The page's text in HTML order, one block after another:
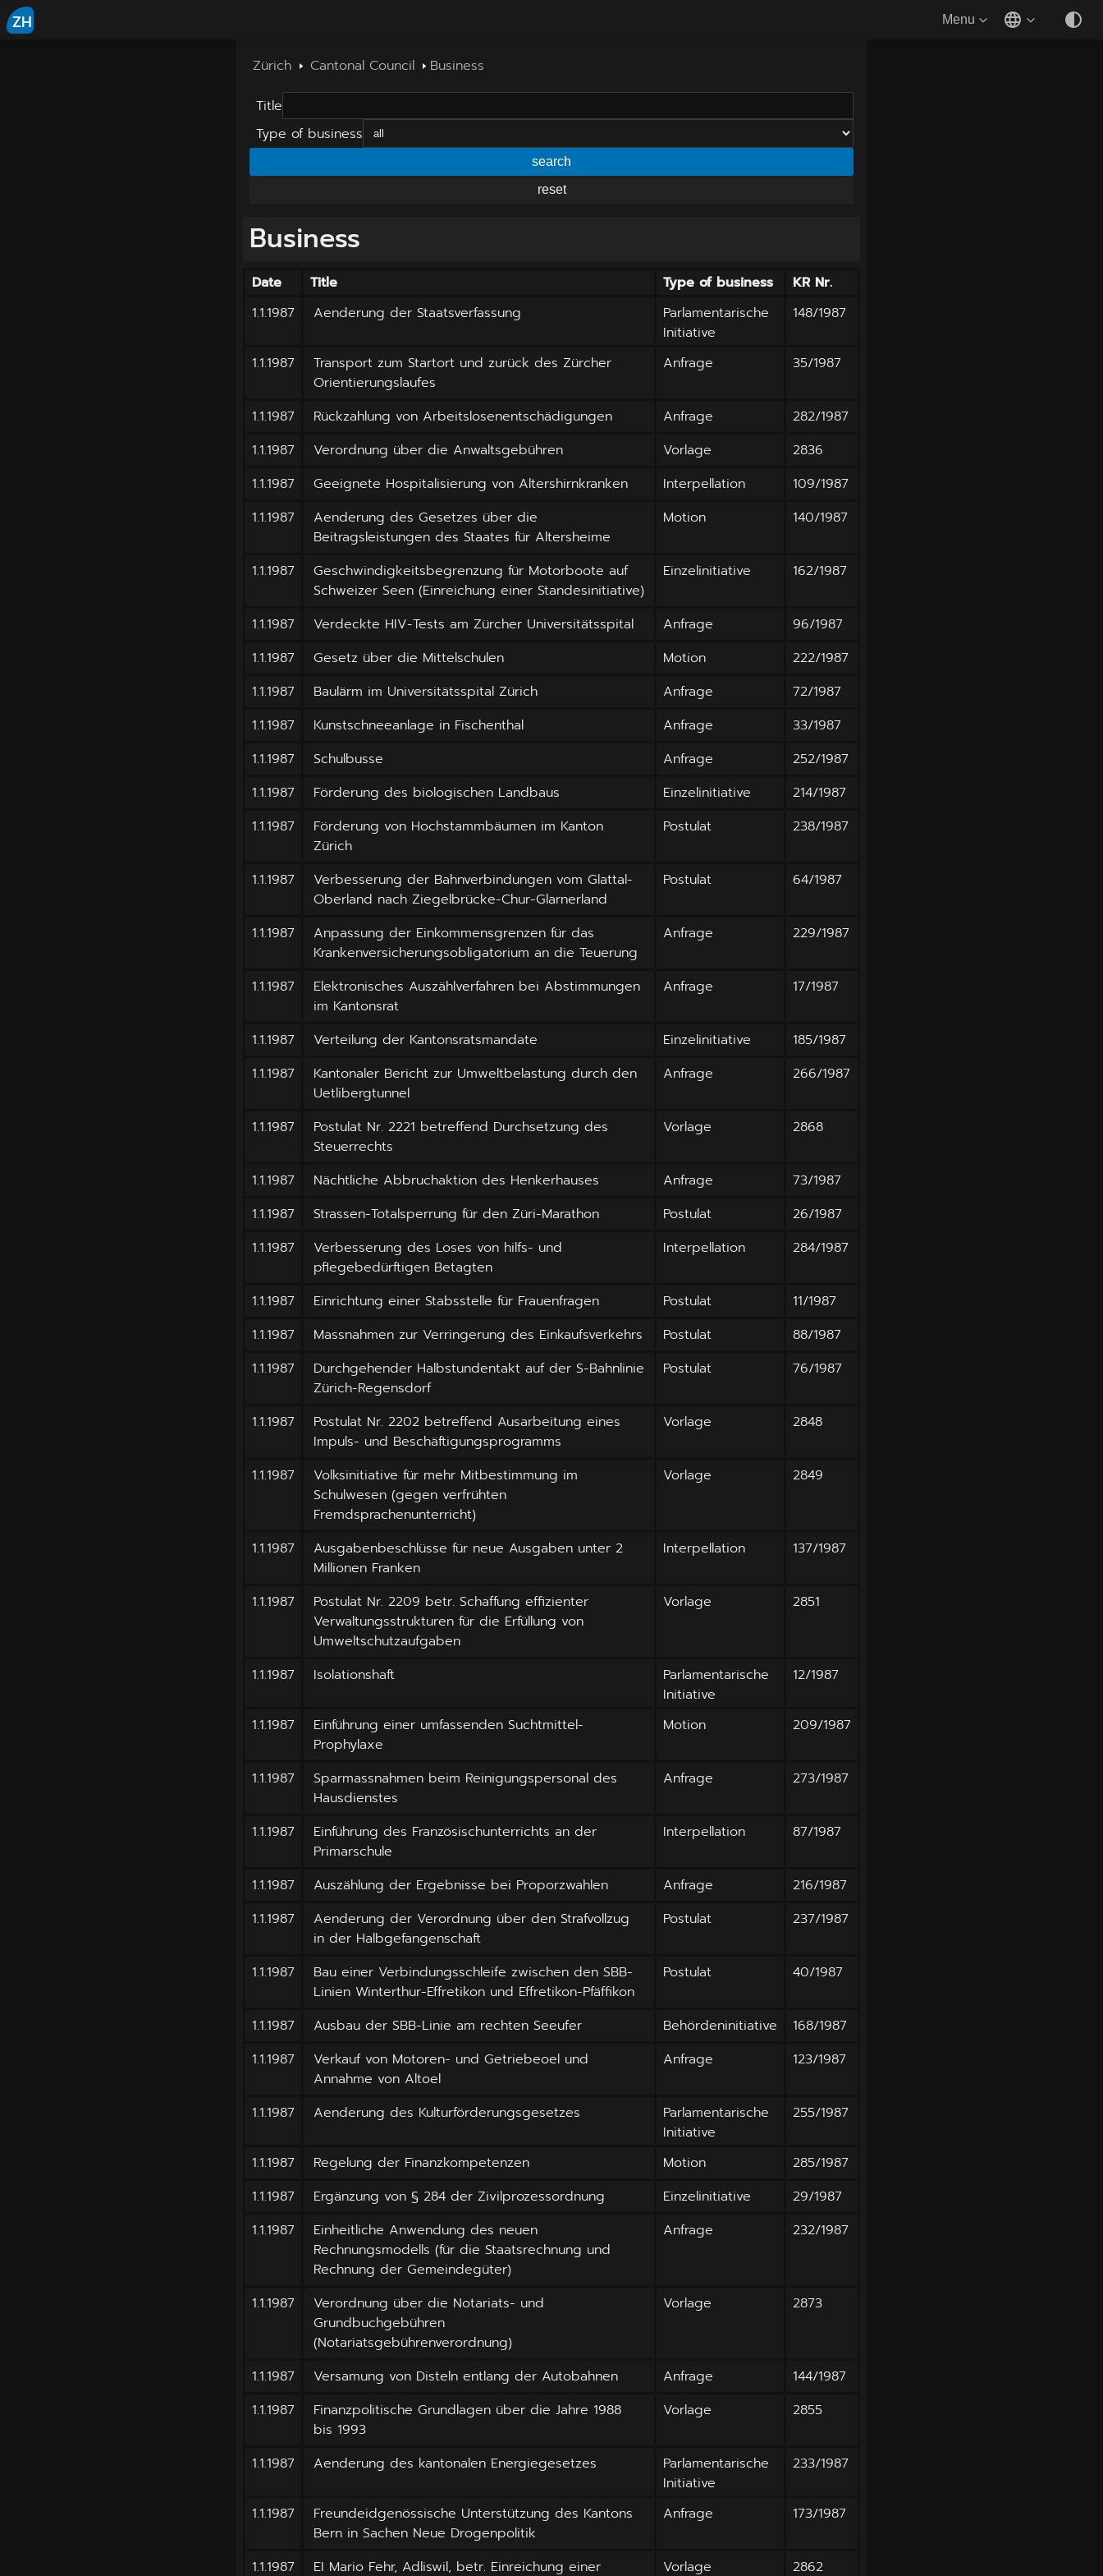
ZH Menu
Zürich Cantonal Council Business
Title
Type of business
search
reset
Business
Date Title Type of business
KR Nr.
1.1.1987
Aenderung der Staatsverfassung
Parlamentarische
Initiative
148/1987
1.1.1987
Transport zum Startort und zurück des Zürcher
Orientierungslaufes
Anfrage 35/1987
1.1.1987 Rückzahlung von Arbeitslosenentschädigungen Anfrage
282/1987
1.1.1987
Verordnung über die Anwaltsgebühren Vorlage
2836
1.1.1987
Geeignete Hospitalisierung von Altershirnkranken Interpellation
109/1987
1.1.1987
Aenderung des Gesetzes über die
Beitragsleistungen des Staates für Altersheime
Motion 140/1987
1.1.1987
Geschwindigkeitsbegrenzung für Motorboote auf
Schweizer Seen (Einreichung einer Standesinitiative)
Einzelinitiative 162/1987
1.1.1987 Verdeckte HIV-Tests am Zürcher Universitätsspital Anfrage
96/1987
1.1.1987
Gesetz über die Mittelschulen Motion
222/1987
1.1.1987
Baulärm im Universitätsspital Zürich Anfrage
72/1987
1.1.1987
Kunstschneeanlage in Fischenthal Anfrage
33/1987
1.1.1987
Schulbusse Anfrage
252/1987
1.1.1987
Förderung des biologischen Landbaus Einzelinitiative
214/1987
1.1.1987
Förderung von Hochstammbäumen im Kanton
Zürich
Postulat 238/1987
1.1.1987
Verbesserung der Bahnverbindungen vom Glattal-
Oberland nach Ziegelbrücke-Chur-Glarnerland
Postulat 64/1987
1.1.1987
Anpassung der Einkommensgrenzen für das
Krankenversicherungsobligatorium an die Teuerung
Anfrage 229/1987
1.1.1987
Elektronisches Auszählverfahren bei Abstimmungen
im Kantonsrat
Anfrage 17/1987
1.1.1987 Verteilung der Kantonsratsmandate Einzelinitiative
185/1987
1.1.1987
Kantonaler Bericht zur Umweltbelastung durch den
Uetlibergtunnel
Anfrage 266/1987
1.1.1987
Postulat Nr. 2221 betreffend Durchsetzung des
Steuerrechts
Vorlage 2868
1.1.1987 Nächtliche Abbruchaktion des Henkerhauses Anfrage
73/1987
1.1.1987
Strassen-Totalsperrung für den Züri-Marathon Postulat
26/1987
1.1.1987
Verbesserung des Loses von hilfs- und
pflegebedürftigen Betagten
Interpellation 284/1987
1.1.1987 Einrichtung einer Stabsstelle für Frauenfragen Postulat
11/1987
1.1.1987
Massnahmen zur Verringerung des Einkaufsverkehrs Postulat
88/1987
1.1.1987
Durchgehender Halbstundentakt auf der S-Bahnlinie
Zürich-Regensdorf
Postulat 76/1987
1.1.1987
Postulat Nr. 2202 betreffend Ausarbeitung eines
Impuls- und Beschäftigungsprogramms
Vorlage 2848
1.1.1987
Volksinitiative für mehr Mitbestimmung im
Schulwesen (gegen verfrühten
Fremdsprachenunterricht)
Vorlage 2849
1.1.1987
Ausgabenbeschlüsse für neue Ausgaben unter 2
Millionen Franken
Interpellation 137/1987
1.1.1987
Postulat Nr. 2209 betr. Schaffung effizienter
Verwaltungsstrukturen für die Erfüllung von
Umweltschutzaufgaben
Vorlage 2851
1.1.1987 Isolationshaft
Parlamentarische
Initiative
12/1987
1.1.1987
Einführung einer umfassenden Suchtmittel-
Prophylaxe
Motion 209/1987
1.1.1987
Sparmassnahmen beim Reinigungspersonal des
Hausdienstes
Anfrage 273/1987
1.1.1987
Einführung des Französischunterrichts an der
Primarschule
Interpellation 87/1987
1.1.1987 Auszählung der Ergebnisse bei Proporzwahlen Anfrage
216/1987
1.1.1987
Aenderung der Verordnung über den Strafvollzug
in der Halbgefangenschaft
Postulat 237/1987
1.1.1987
Bau einer Verbindungsschleife zwischen den SBB-
Linien Winterthur-Effretikon und Effretikon-Pfäffikon
Postulat 40/1987
1.1.1987 Ausbau der SBB-Linie am rechten Seeufer Behördeninitiative
168/1987
1.1.1987
Verkauf von Motoren- und Getriebeoel und
Annahme von Altoel
Anfrage 123/1987
1.1.1987 Aenderung des Kulturförderungsgesetzes
Parlamentarische
Initiative
255/1987
1.1.1987 Regelung der Finanzkompetenzen Motion
285/1987
1.1.1987
Ergänzung von § 284 der Zivilprozessordnung Einzelinitiative
29/1987
1.1.1987
Einheitliche Anwendung des neuen
Rechnungsmodells (für die Staatsrechnung und
Rechnung der Gemeindegüter)
Anfrage 232/1987
1.1.1987
Verordnung über die Notariats- und
Grundbuchgebühren
(Notariatsgebührenverordnung)
Vorlage 2873
1.1.1987 Versamung von Disteln entlang der Autobahnen Anfrage
144/1987
1.1.1987
Finanzpolitische Grundlagen über die Jahre 1988
bis 1993
Vorlage 2855
1.1.1987 Aenderung des kantonalen Energiegesetzes
Parlamentarische
Initiative
233/1987
1.1.1987
Freundeidgenössische Unterstützung des Kantons
Bern in Sachen Neue Drogenpolitik
Anfrage 173/1987
1.1.1987 EI Mario Fehr, Adliswil, betr. Einreichung einer Vorlage 2862